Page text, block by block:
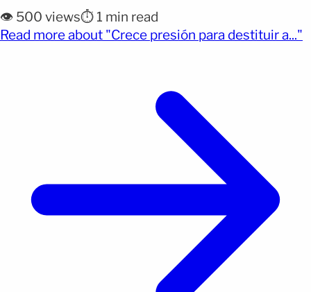
juicio político contra Kristi Noem, secretaria de
Seguridad Nacional, por su manejo de la política
👁️ 500 views⏱️ 1 min read
Read more about "Crece presión para destituir a..."